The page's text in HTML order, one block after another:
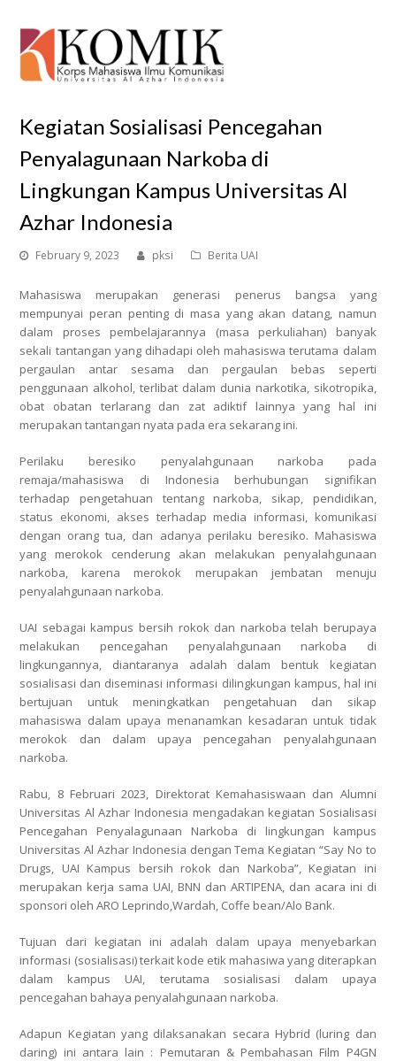
Kegiatan Sosialisasi Pencegahan
Penyalagunaan Narkoba di
Lingkungan Kampus Universitas Al
Azhar Indonesia
February 9, 2023 pksi Berita UAI
Mahasiswa merupakan generasi penerus bangsa yang
mempunyai peran penting di masa yang akan datang, namun
dalam proses pembelajarannya (masa perkuliahan) banyak
sekali tantangan yang dihadapi oleh mahasiswa terutama dalam
pergaulan antar sesama dan pergaulan bebas seperti
penggunaan alkohol, terlibat dalam dunia narkotika, sikotropika,
obat obatan terlarang dan zat adiktif lainnya yang hal ini
merupakan tantangan nyata pada era sekarang ini.
Perilaku beresiko penyalahgunaan narkoba pada
remaja/mahasiswa di Indonesia berhubungan signifikan
terhadap pengetahuan tentang narkoba, sikap, pendidikan,
status ekonomi, akses terhadap media informasi, komunikasi
dengan orang tua, dan adanya perilaku beresiko. Mahasiswa
yang merokok cenderung akan melakukan penyalahgunaan
narkoba, karena merokok merupakan jembatan menuju
penyalahgunaan narkoba.
UAI sebagai kampus bersih rokok dan narkoba telah berupaya
melakukan pencegahan penyalahgunaan narkoba di
lingkungannya, diantaranya adalah dalam bentuk kegiatan
sosialisasi dan diseminasi informasi dilingkungan kampus, hal ini
bertujuan untuk meningkatkan pengetahuan dan sikap
mahasiswa dalam upaya menanamkan kesadaran untuk tidak
merokok dan dalam upaya pencegahan penyalahgunaan
narkoba.
Rabu, 8 Februari 2023, Direktorat Kemahasiswaan dan Alumni
Universitas Al Azhar Indonesia mengadakan kegiatan Sosialisasi
Pencegahan Penyalagunaan Narkoba di lingkungan kampus
Universitas Al Azhar Indonesia dengan Tema Kegiatan “Say No to
Drugs, UAI Kampus bersih rokok dan Narkoba”, Kegiatan ini
merupakan kerja sama UAI, BNN dan ARTIPENA, dan acara ini di
sponsori oleh ARO Leprindo,Wardah, Coffe bean/Alo Bank.
Tujuan dari kegiatan ini adalah dalam upaya menyebarkan
informasi (sosialisasi) terkait kode etik mahasiwa yang diterapkan
dalam kampus UAI, terutama sosialisasi dalam upaya
pencegahan bahaya penyalahgunaan narkoba.
Adapun Kegiatan yang dilaksanakan secara Hybrid (luring dan
daring) ini antara lain : Pemutaran & Pembahasan Film P4GN